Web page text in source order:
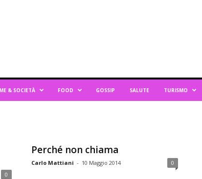
& SOCIETÀ FOOD GOSSIP SALUTE TURISMO
0
Perché non chiama
Carlo Mattiani - 10 Maggio 2014 0